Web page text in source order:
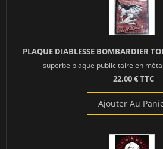
PLAQUE DIABLESSE BOMBARDIER
superbe plaque publicitaire en
22,00 € TTC
Ajouter Au